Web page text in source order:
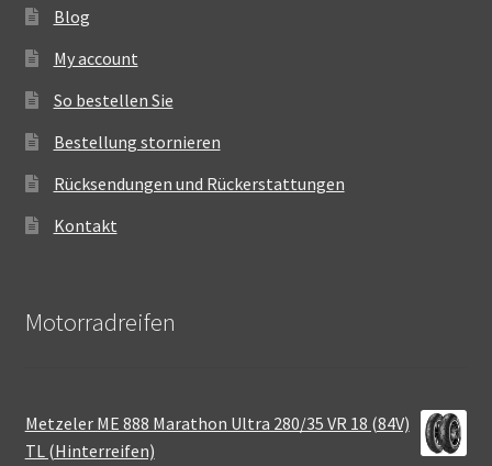
Blog
My account
So bestellen Sie
Bestellung stornieren
Rücksendungen und Rückerstattungen
Kontakt
Motorradreifen
Metzeler ME 888 Marathon Ultra 280/35 VR 18 (84V)
TL (Hinterreifen)